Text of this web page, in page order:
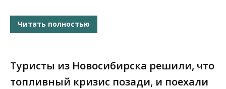
Читать полностью
Туристы из Новосибирска решили, что
топливный кризис позади, и поехали